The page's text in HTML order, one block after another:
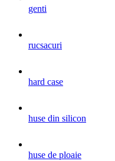
genti
rucsacuri
hard case
huse din silicon
huse de ploaie